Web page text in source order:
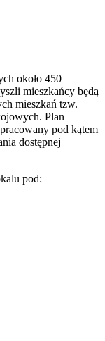
około 450
mieszkańcy będą
mieszkań tzw.
Plan
pod kątem
dostępnej
pod: